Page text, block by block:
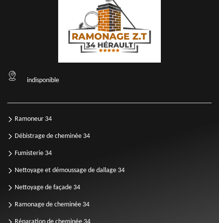
indisponible
Ramoneur 34
Débistrage de cheminée 34
Fumisterie 34
Nettoyage et démoussage de dallage 34
Nettoyage de façade 34
Ramonage de cheminée 34